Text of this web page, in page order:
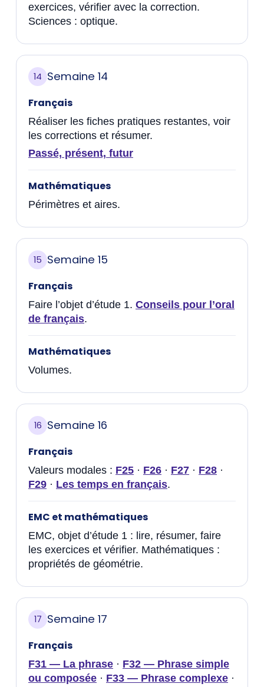
exercices, vérifier avec la correction.
Sciences : optique.
14 Semaine 14
Français
Réaliser les fiches pratiques restantes, voir
les corrections et résumer.
Passé, présent, futur
Mathématiques
Périmètres et aires.
15 Semaine 15
Français
Faire l’objet d’étude 1. Conseils pour l’oral
de français.
Mathématiques
Volumes.
16 Semaine 16
Français
Valeurs modales : F25 · F26 · F27 · F28 ·
F29 · Les temps en français.
EMC et mathématiques
EMC, objet d’étude 1 : lire, résumer, faire
les exercices et vérifier. Mathématiques :
propriétés de géométrie.
17 Semaine 17
Français
F31 — La phrase · F32 — Phrase simple
ou composée · F33 — Phrase complexe ·